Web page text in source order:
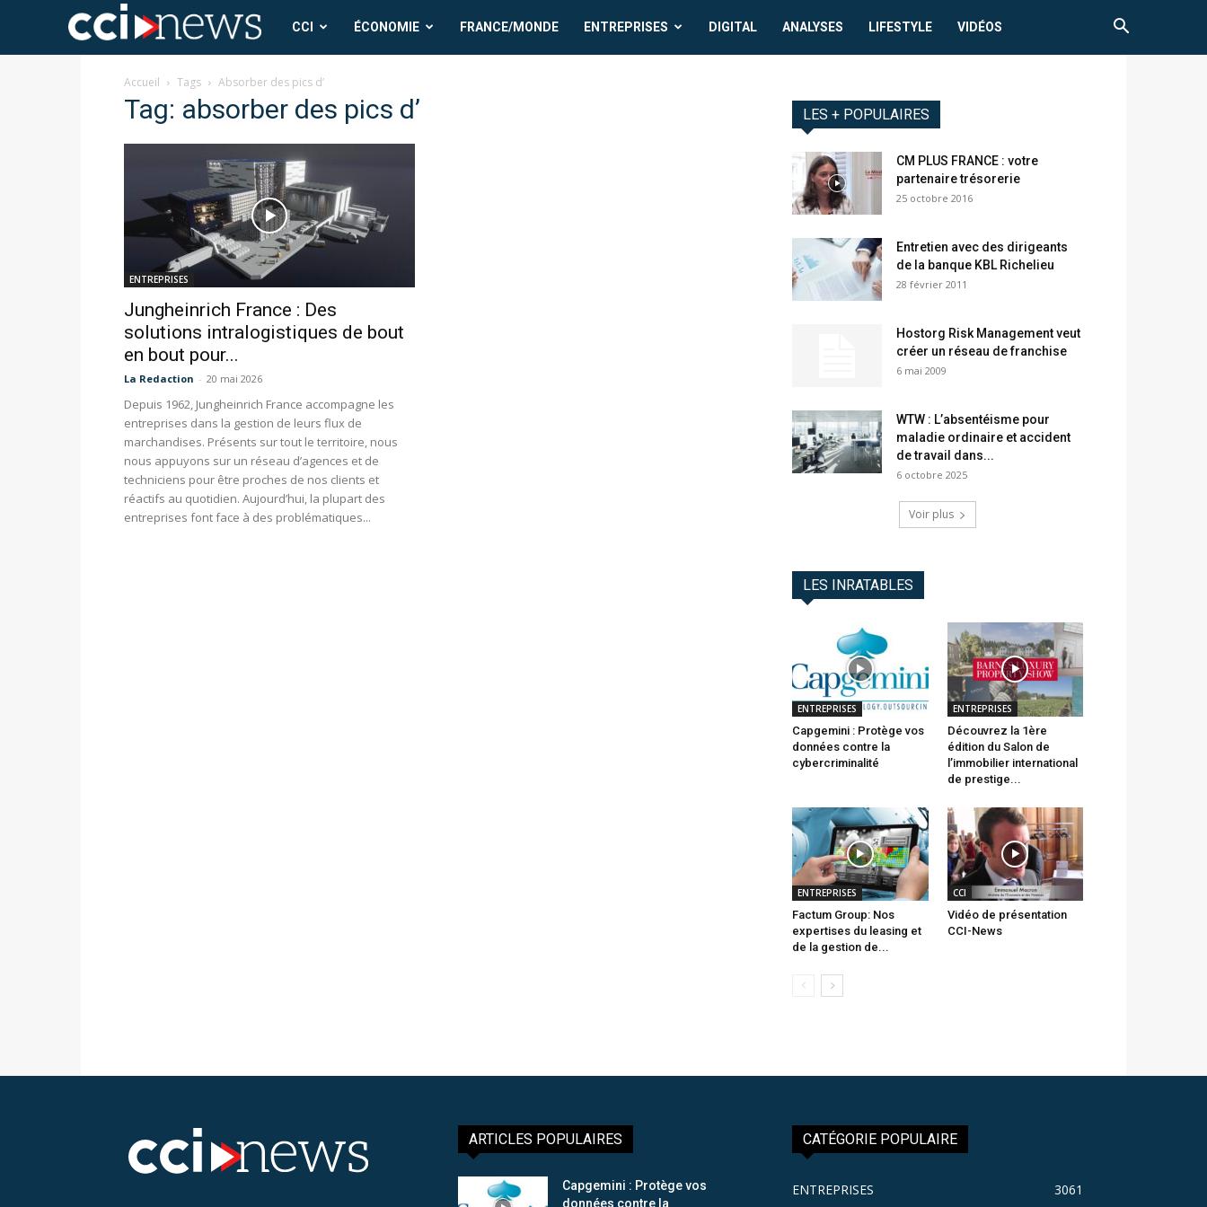
CCI
News
CCI ÉCONOMIE FRANCE/MONDE ENTREPRISES DIGITAL ANALYSES LIFESTYLE VIDÉOS
Accueil Tags Absorber des pics d’
Tag: absorber des pics d’
ENTREPRISES
Jungheinrich France : Des
solutions intralogistiques de bout
en bout pour...
La Redaction - 20 mai 2026
Depuis 1962, Jungheinrich France accompagne les
entreprises dans la gestion de leurs flux de
marchandises. Présents sur tout le territoire, nous
nous appuyons sur un réseau d’agences et de
techniciens pour être proches de nos clients et
réactifs au quotidien. Aujourd’hui, la plupart des
entreprises font face à des problématiques...
LES + POPULAIRES
CM PLUS FRANCE : votre
partenaire trésorerie
25 octobre 2016
Entretien avec des dirigeants
de la banque KBL Richelieu
28 février 2011
Hostorg Risk Management veut
créer un réseau de franchise
6 mai 2009
WTW : L’absentéisme pour
maladie ordinaire et accident
de travail dans...
6 octobre 2025
Voir plus
LES INRATABLES
ENTREPRISES
Capgemini : Protège vos
données contre la
cybercriminalité
ENTREPRISES
Découvrez la 1ère
édition du Salon de
l’immobilier international
de prestige...
ENTREPRISES
Factum Group: Nos
expertises du leasing et
de la gestion de...
CCI
Vidéo de présentation
CCI-News
ARTICLES POPULAIRES
Capgemini : Protège vos
données contre la
CATÉGORIE POPULAIRE
ENTREPRISES 3061